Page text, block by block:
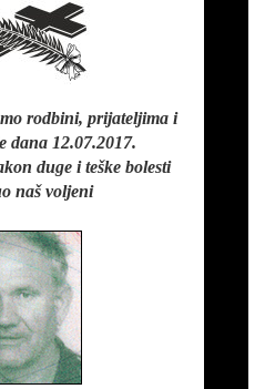
rodbini, prijateljima i
dana 12.07.2017.
duge i teške bolesti
naš voljeni